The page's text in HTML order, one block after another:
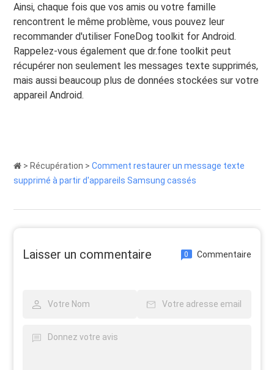
Ainsi, chaque fois que vos amis ou votre famille
rencontrent le même problème, vous pouvez leur
recommander d'utiliser FoneDog toolkit for Android.
Rappelez-vous également que dr.fone toolkit peut
récupérer non seulement les messages texte supprimés,
mais aussi beaucoup plus de données stockées sur votre
appareil Android.
> Récupération >Comment restaurer un message texte
supprimé à partir d'appareils Samsung cassés
Laisser un commentaire 0 Commentaire